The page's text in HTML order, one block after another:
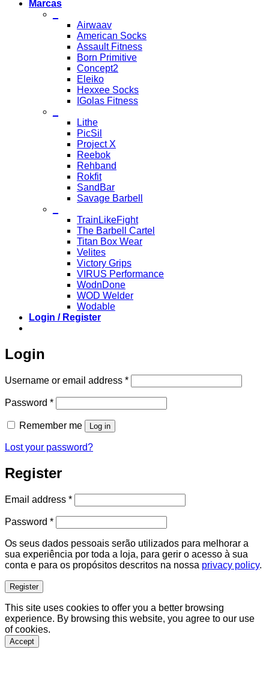
Marcas
Airwaav
American Socks
Assault Fitness
Born Primitive
Concept2
Eleiko
Hexxee Socks
IGolas Fitness
Lithe
PicSil
Project X
Reebok
Rehband
Rokfit
SandBar
Savage Barbell
TrainLikeFight
The Barbell Cartel
Titan Box Wear
Velites
Victory Grips
VIRUS Performance
WodnDone
WOD Welder
Wodable
Login / Register
Login
Username or email address *Required
Password *Required
Remember me Log in
Lost your password?
Register
Email address *Required
Password *Required
Os seus dados pessoais serão utilizados para melhorar a
sua experiência por toda a loja, para gerir o acesso à sua
conta e para os propósitos descritos na nossa privacy policy.
Register
This site uses cookies to offer you a better browsing
experience. By browsing this website, you agree to our use
of cookies.
Accept